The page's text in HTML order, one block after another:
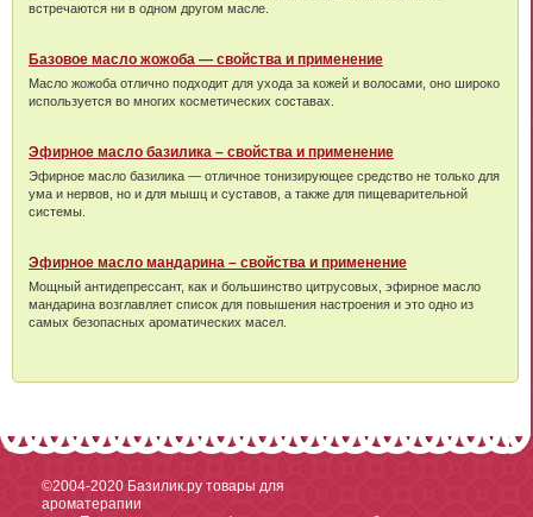
встречаются ни в одном другом масле.
Базовое масло жожоба — свойства и применение
Масло жожоба отлично подходит для ухода за кожей и волосами, оно широко
используется во многих косметических составах.
Эфирное масло базилика – свойства и применение
Эфирное масло базилика — отличное тонизирующее средство не только для
ума и нервов, но и для мышц и суставов, а также для пищеварительной
системы.
Эфирное масло мандарина – свойства и применение
Мощный антидепрессант, как и большинство цитрусовых, эфирное масло
мандарина возглавляет список для повышения настроения и это одно из
самых безопасных ароматических масел.
©2004-2020 Базилик.ру товары для
ароматерапии